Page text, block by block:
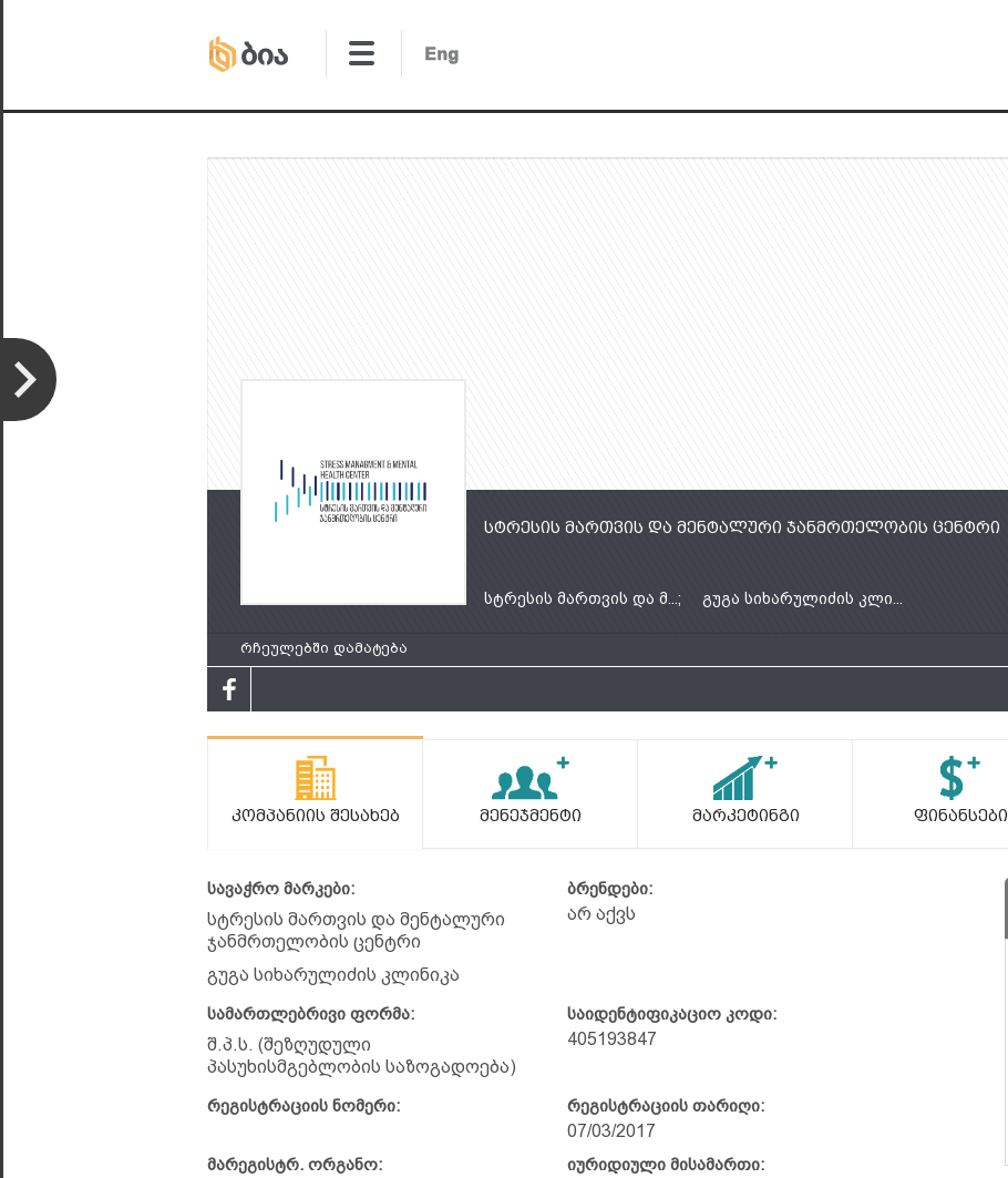
სტრესის მართვის და მენტალური ჯანმრთელობის ცენტრი
სტრესის მართვის და მ...; გუგა სიხარულიძის კლი...
რჩეულებში დამატება
Კომპანიის Შესახებ Მენეჯმენტი Მარკეტინგი Ფინანსები
სავაჭრო მარკები:
სტრესის მართვის და მენტალური
ჯანმრთელობის ცენტრი
გუგა სიხარულიძის კლინიკა
ბრენდები:
არ აქვს
სამართლებრივი ფორმა:
შ.პ.ს. (შეზღუდული
პასუხისმგებლობის საზოგადოება)
საიდენტიფიკაციო კოდი:
405193847
რეგისტრაციის ნომერი: რეგისტრაციის თარიღი:
07/03/2017
მარეგისტრ. ორგანო: იურიდიული მისამართი: